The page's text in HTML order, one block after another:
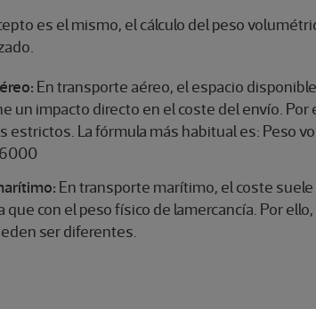
es el mismo, el cálculo del peso
En transporte aéreo, el espacio
un impacto directo en el coste del envío.
estrictos. La fórmula más habitual es: Peso
6000
En transporte marítimo, el coste
que con el peso físico de lamercancía. Por
ser diferentes.